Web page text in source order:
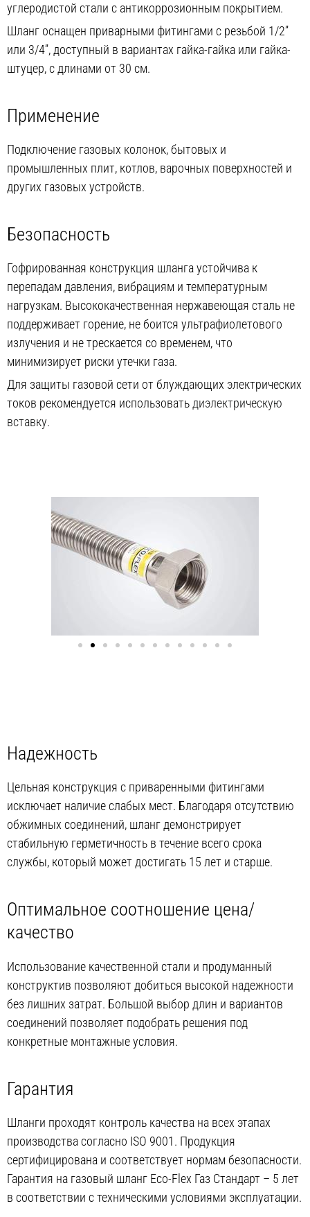
углеродистой стали с антикоррозионным покрытием.
Шланг оснащен приварными фитингами с резьбой 1/2”
или 3/4”, доступный в вариантах гайка-гайка или гайка-
штуцер, с длинами от 30 см.
Применение
Подключение газовых колонок, бытовых и
промышленных плит, котлов, варочных поверхностей и
других газовых устройств.
Безопасность
Гофрированная конструкция шланга устойчива к
перепадам давления, вибрациям и температурным
нагрузкам. Высококачественная нержавеющая сталь не
поддерживает горение, не боится ультрафиолетового
излучения и не трескается со временем, что
минимизирует риски утечки газа.
Для защиты газовой сети от блуждающих электрических
токов рекомендуется использовать диэлектрическую
вставку.
Надежность
Цельная конструкция с приваренными фитингами
исключает наличие слабых мест. Благодаря отсутствию
обжимных соединений, шланг демонстрирует
стабильную герметичность в течение всего срока
службы, который может достигать 15 лет и старше.
Оптимальное соотношение цена/
качество
Использование качественной стали и продуманный
конструктив позволяют добиться высокой надежности
без лишних затрат. Большой выбор длин и вариантов
соединений позволяет подобрать решения под
конкретные монтажные условия.
Гарантия
Шланги проходят контроль качества на всех этапах
производства согласно ISO 9001. Продукция
сертифицирована и соответствует нормам безопасности.
Гарантия на газовый шланг Eco-Flex Газ Стандарт – 5 лет
в соответствии с техническими условиями эксплуатации.